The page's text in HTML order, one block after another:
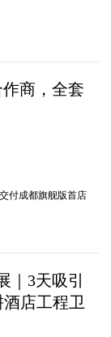
商，全套
｜3天吸引
店工程卫